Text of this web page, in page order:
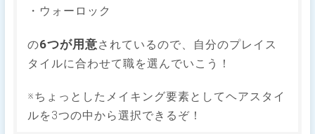
・ウォーロック
の6つが用意されているので、自分のプレイス
タイルに合わせて職を選んでいこう！
※ちょっとしたメイキング要素としてヘアスタイ
ルを3つの中から選択できるぞ！